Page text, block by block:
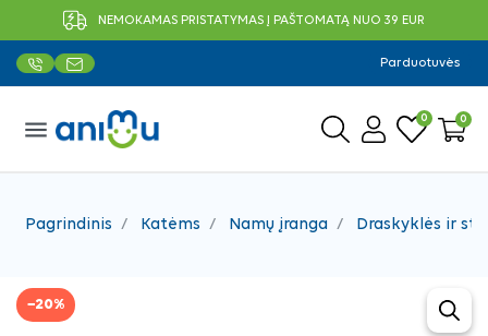
NEMOKAMAS PRISTATYMAS Į PAŠTOMATĄ NUO 39 EUR
Parduotuvės
menu 0 0
Pagrindinis Katėms Namų įranga Draskyklės ir
−20%